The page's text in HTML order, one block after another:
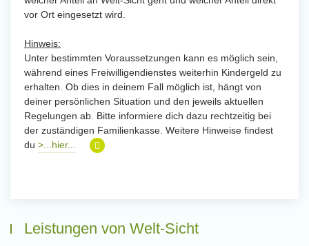
vor Ort eingesetzt wird.
Hinweis:
Unter bestimmten Voraussetzungen kann es möglich sein,
während eines Freiwilligendienstes weiterhin Kindergeld zu
erhalten. Ob dies in deinem Fall möglich ist, hängt von
deiner persönlichen Situation und den jeweils aktuellen
Regelungen ab. Bitte informiere dich dazu rechtzeitig bei
der zuständigen Familienkasse. Weitere Hinweise findest
du >...hier...
Leistungen von Welt-Sicht